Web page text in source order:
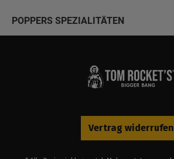
POPPERS SPEZIALITÄTEN
Vertrag widerrufen